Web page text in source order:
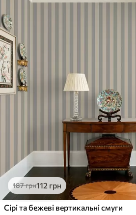
187грн112 грн
Сірі та бежеві вертикальні смуги